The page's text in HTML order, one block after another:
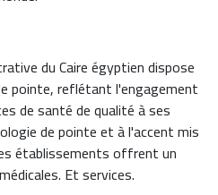
du Caire égyptien dispose
pointe, reflétant l'engagement
de santé de qualité à ses
de pointe et à l'accent mis
établissements offrent un
Et services.